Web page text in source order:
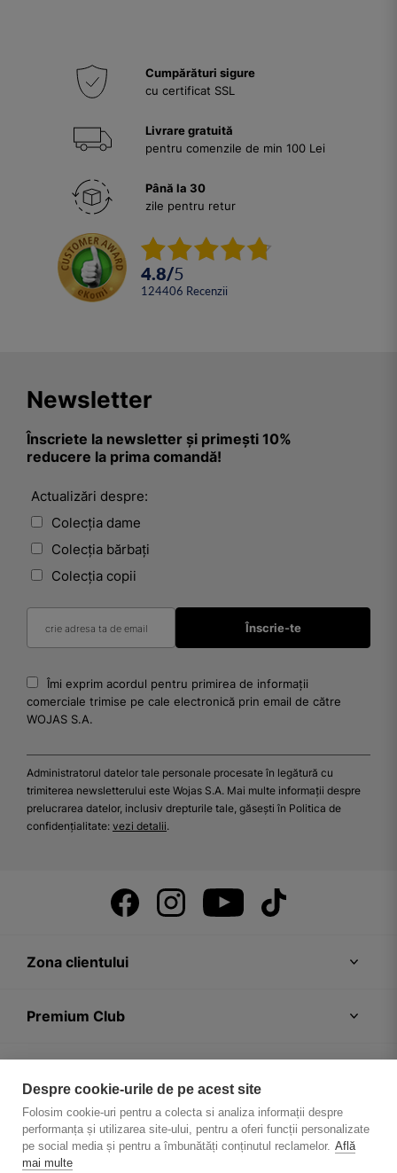
Cumpărături sigure
cu certificat SSL
Livrare gratuită
pentru comenzile de min 100 Lei
Până la 30
zile pentru retur
4.8/5
124406 Recenzii
Newsletter
Înscriete la newsletter și primești 10%
reducere la prima comandă!
Actualizări despre:
Colecția dame
Colecția bărbați
Colecția copii
Îmi exprim acordul pentru primirea de informații
comerciale trimise pe cale electronică prin email de către
WOJAS S.A.
Administratorul datelor tale personale procesate în legătură cu
trimiterea newsletterului este Wojas S.A. Mai multe informații despre
prelucrarea datelor, inclusiv drepturile tale, găsești în Politica de
confidențialitate: vezi detalii.
Zona clientului
Premium Club
Despre firmă
Despre cookie-urile de pe acest site
Folosim cookie-uri pentru a colecta si analiza informații despre
performanța și utilizarea site-ului, pentru a oferi funcții personalizate
pe social media și pentru a îmbunătăți conținutul reclamelor. Află
mai multe